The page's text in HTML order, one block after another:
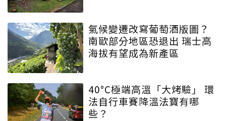
氣候變遷改寫葡萄酒版圖？
南歐部分地區恐退出 瑞士高
海拔有望成為新產區
40°C極端高溫「大烤驗」 環
法自行車賽降溫法寶有哪
些？